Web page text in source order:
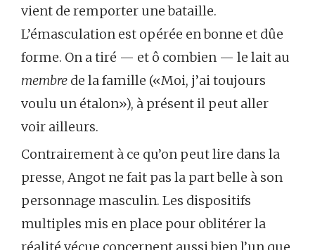
vient de remporter une bataille.
L’émasculation est opérée en bonne et dûe
forme. On a tiré — et ô combien — le lait au
membre de la famille («Moi, j’ai toujours
voulu un étalon»), à présent il peut aller
voir ailleurs.
Contrairement à ce qu’on peut lire dans la
presse, Angot ne fait pas la part belle à son
personnage masculin. Les dispositifs
multiples mis en place pour oblitérer la
réalité vécue concernent aussi bien l’un que